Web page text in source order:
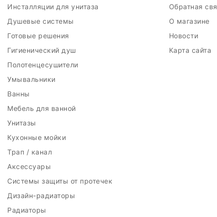
Инсталляции для унитаза
Душевые системы
Готовые решения
Гигиенический душ
Полотенцесушители
Умывальники
Ванны
Мебель для ванной
Унитазы
Кухонные мойки
Трап / канал
Аксессуары
Системы защиты от протечек
Дизайн-радиаторы
Радиаторы
Обратная
О магазине
Новости
Карта сайта